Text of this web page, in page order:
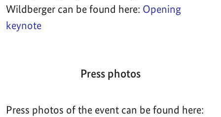
Wildberger can be found here: Opening
keynote
Press photos
Press photos of the event can be found here: